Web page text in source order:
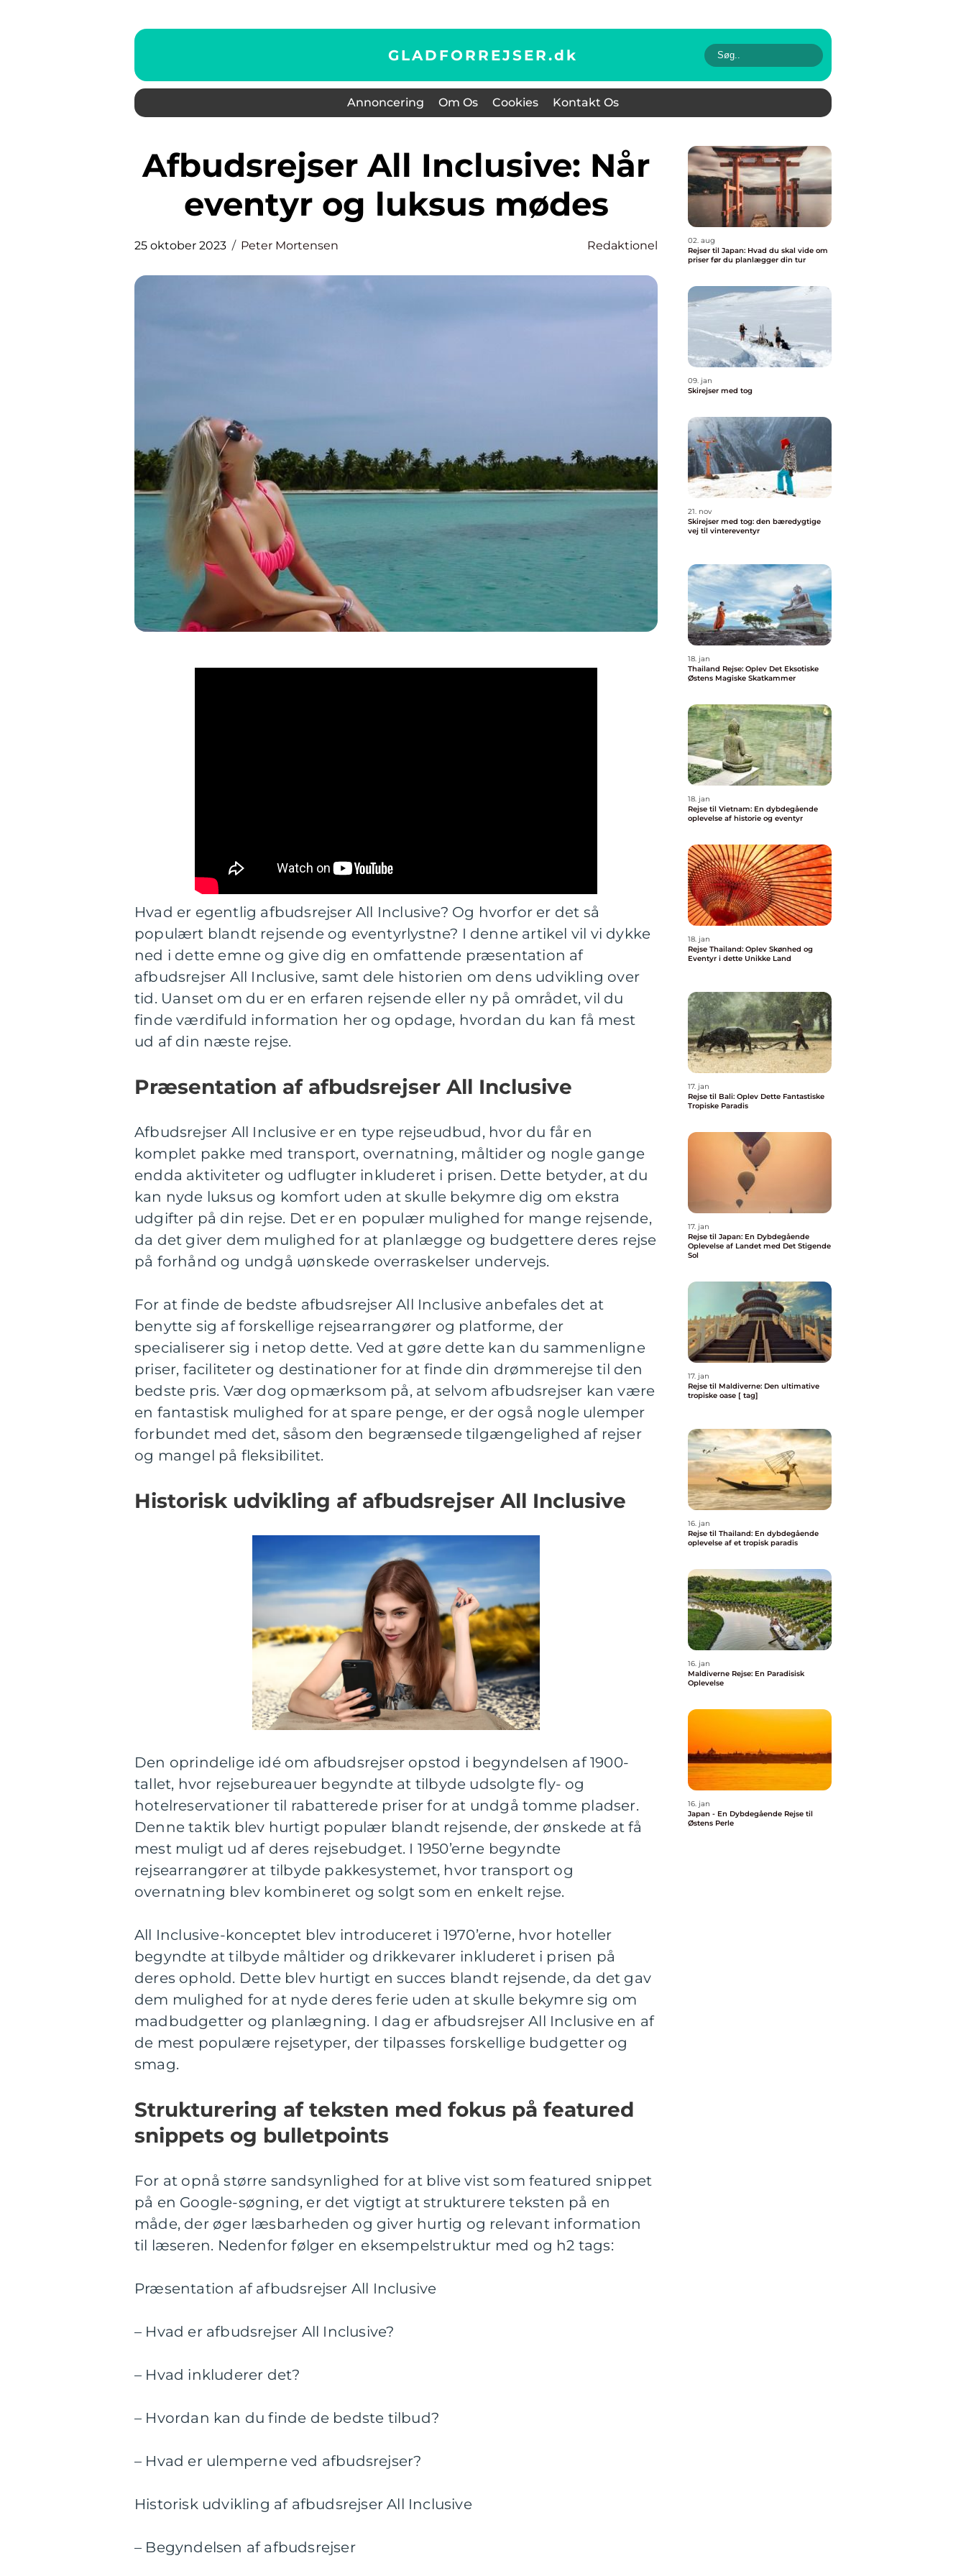
GLADFORREJSER.dk
Annoncering Om Os Cookies Kontakt Os
Afbudsrejser All Inclusive: Når
eventyr og luksus mødes
25 oktober 2023 Peter Mortensen Redaktionel
Hvad er egentlig afbudsrejser All Inclusive? Og hvorfor er det så
populært blandt rejsende og eventyrlystne? I denne artikel vil vi dykke
ned i dette emne og give dig en omfattende præsentation af
afbudsrejser All Inclusive, samt dele historien om dens udvikling over
tid. Uanset om du er en erfaren rejsende eller ny på området, vil du
finde værdifuld information her og opdage, hvordan du kan få mest
ud af din næste rejse.
Præsentation af afbudsrejser All Inclusive
Afbudsrejser All Inclusive er en type rejseudbud, hvor du får en
komplet pakke med transport, overnatning, måltider og nogle gange
endda aktiviteter og udflugter inkluderet i prisen. Dette betyder, at du
kan nyde luksus og komfort uden at skulle bekymre dig om ekstra
udgifter på din rejse. Det er en populær mulighed for mange rejsende,
da det giver dem mulighed for at planlægge og budgettere deres rejse
på forhånd og undgå uønskede overraskelser undervejs.
For at finde de bedste afbudsrejser All Inclusive anbefales det at
benytte sig af forskellige rejsearrangører og platforme, der
specialiserer sig i netop dette. Ved at gøre dette kan du sammenligne
priser, faciliteter og destinationer for at finde din drømmerejse til den
bedste pris. Vær dog opmærksom på, at selvom afbudsrejser kan være
en fantastisk mulighed for at spare penge, er der også nogle ulemper
forbundet med det, såsom den begrænsede tilgængelighed af rejser
og mangel på fleksibilitet.
Historisk udvikling af afbudsrejser All Inclusive
Den oprindelige idé om afbudsrejser opstod i begyndelsen af 1900-
tallet, hvor rejsebureauer begyndte at tilbyde udsolgte fly- og
hotelreservationer til rabatterede priser for at undgå tomme pladser.
Denne taktik blev hurtigt populær blandt rejsende, der ønskede at få
mest muligt ud af deres rejsebudget. I 1950’erne begyndte
rejsearrangører at tilbyde pakkesystemet, hvor transport og
overnatning blev kombineret og solgt som en enkelt rejse.
All Inclusive-konceptet blev introduceret i 1970’erne, hvor hoteller
begyndte at tilbyde måltider og drikkevarer inkluderet i prisen på
deres ophold. Dette blev hurtigt en succes blandt rejsende, da det gav
dem mulighed for at nyde deres ferie uden at skulle bekymre sig om
madbudgetter og planlægning. I dag er afbudsrejser All Inclusive en af
de mest populære rejsetyper, der tilpasses forskellige budgetter og
smag.
Strukturering af teksten med fokus på featured
snippets og bulletpoints
For at opnå større sandsynlighed for at blive vist som featured snippet
på en Google-søgning, er det vigtigt at strukturere teksten på en
måde, der øger læsbarheden og giver hurtig og relevant information
til læseren. Nedenfor følger en eksempelstruktur med og h2 tags:
Præsentation af afbudsrejser All Inclusive
– Hvad er afbudsrejser All Inclusive?
– Hvad inkluderer det?
– Hvordan kan du finde de bedste tilbud?
– Hvad er ulemperne ved afbudsrejser?
Historisk udvikling af afbudsrejser All Inclusive
– Begyndelsen af afbudsrejser
02. aug
Rejser til Japan: Hvad du skal vide om
priser før du planlægger din tur
09. jan
Skirejser med tog
21. nov
Skirejser med tog: den bæredygtige
vej til vintereventyr
18. jan
Thailand Rejse: Oplev Det Eksotiske
Østens Magiske Skatkammer
18. jan
Rejse til Vietnam: En dybdegående
oplevelse af historie og eventyr
18. jan
Rejse Thailand: Oplev Skønhed og
Eventyr i dette Unikke Land
17. jan
Rejse til Bali: Oplev Dette Fantastiske
Tropiske Paradis
17. jan
Rejse til Japan: En Dybdegående
Oplevelse af Landet med Det Stigende
Sol
17. jan
Rejse til Maldiverne: Den ultimative
tropiske oase [ tag]
16. jan
Rejse til Thailand: En dybdegående
oplevelse af et tropisk paradis
16. jan
Maldiverne Rejse: En Paradisisk
Oplevelse
16. jan
Japan - En Dybdegående Rejse til
Østens Perle